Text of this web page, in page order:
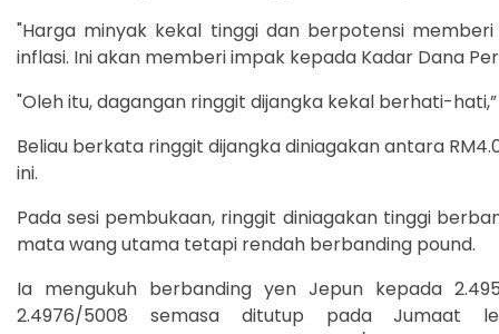
"Harga minyak kekal tinggi dan berpotensi
inflasi. Ini akan memberi impak kepada Kadar Dana
"Oleh itu, dagangan ringgit dijangka kekal berhati-
Beliau berkata ringgit dijangka diniagakan antara
ini.
Pada sesi pembukaan, ringgit diniagakan tinggi
mata wang utama tetapi rendah berbanding pound.
Ia mengukuh berbanding yen Jepun kepada
2.4976/5008 semasa ditutup pada Jumaat